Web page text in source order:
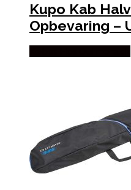
Kupo Kab
Opbevaring –